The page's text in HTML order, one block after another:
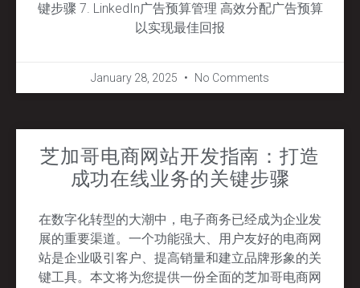
键步骤 7. LinkedIn广告预算管理 高效分配广告预算
以实现最佳回报
January 28, 2025 No Comments
芝加哥电商网站开发指南：打造
成功在线业务的关键步骤
在数字化转型的大潮中，电子商务已经成为企业发
展的重要渠道。一个功能强大、用户友好的电商网
站是企业吸引客户、提高销量和建立品牌形象的关
键工具。本文将为您提供一份全面的芝加哥电商网